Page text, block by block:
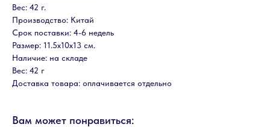
Вес: 42 г.
Производство: Китай
Срок поставки: 4-6 недель
Размер: 11.5х10х13 см.
Наличие: на складе
Вес: 42 г
Доставка товара: оплачивается отдельно
Вам может понравиться: